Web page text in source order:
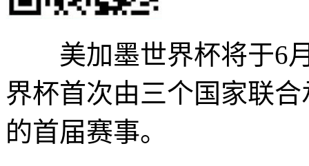
美加墨世界杯将于6月
界杯首次由三个国家联
的首届赛事。